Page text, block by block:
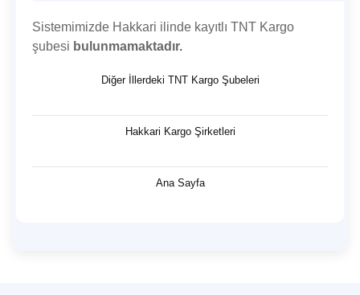
Sistemimizde Hakkari ilinde kayıtlı TNT Kargo
şubesi bulunmamaktadır.
Diğer İllerdeki TNT Kargo Şubeleri
Hakkari Kargo Şirketleri
Ana Sayfa